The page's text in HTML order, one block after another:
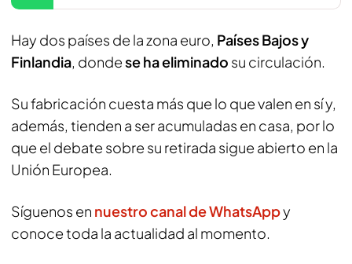
Hay dos países de la zona euro, Países Bajos y
Finlandia, dondese ha eliminado su circulación.
Su fabricación cuesta más que lo que valen en sí y,
además, tienden a ser acumuladas en casa, por lo
que el debate sobre su retirada sigue abierto en la
Unión Europea.
Síguenos en nuestro canal de WhatsAppy
conoce toda la actualidad al momento.